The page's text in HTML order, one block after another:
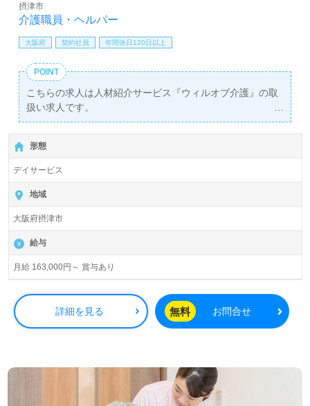
介護職員・ヘルパー
摂津市
大阪府 契約社員 年間休日120日以上
POINT
こちらの求人は人材紹介サービス『ウィルオブ介護』の取
扱い求人です。
詳細に関してお気軽にご相談ください♪
【無料】で皆さんの転職活動をサポートいたします。
形態
デイサービス
地域
大阪府摂津市
給与
月給 163,000円～ 賞与あり
詳細を見る 無料 お問合せ